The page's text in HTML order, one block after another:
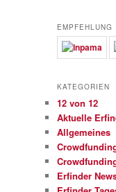
EMPFEHLUNG
KATEGORIEN
12 von 12
Aktuelle
Allgemeines
Erfinder